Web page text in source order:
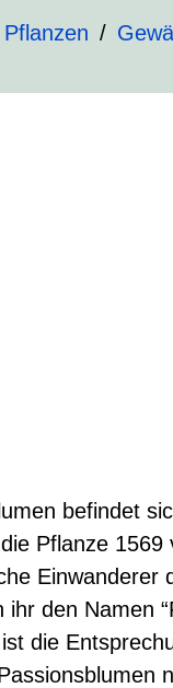
Pflanzen
befindet
Pflanze 1569
Einwanderer
den Namen
die